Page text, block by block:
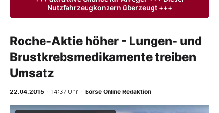
Anlageprodukte
Finanz-Check
BO-Musterdepots
Nutzfahrzeugkonzern überzeugt +++
Roche-Aktie höher - Lungen- und
Brustkrebsmedikamente treiben
Umsatz
22.04.2015 · 14:37 Uhr · Börse Online Redaktion